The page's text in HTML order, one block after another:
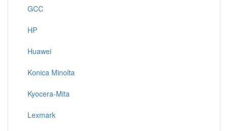
GCC
HP
Huawei
Konica Minolta
Kyocera-Mita
Lexmark